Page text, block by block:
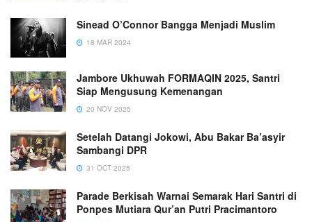
Sinead O’Connor Bangga Menjadi Muslim
18 MAR 2024
Jambore Ukhuwah FORMAQIN 2025, Santri
Siap Mengusung Kemenangan
20 NOV 2025
Setelah Datangi Jokowi, Abu Bakar Ba’asyir
Sambangi DPR
31 OCT 2025
Parade Berkisah Warnai Semarak Hari Santri di
Ponpes Mutiara Qur’an Putri Pracimantoro